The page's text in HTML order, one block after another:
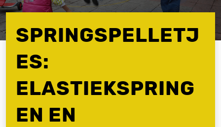
SPRINGSPELLETJ
ES:
ELASTIEKSPRING
EN EN